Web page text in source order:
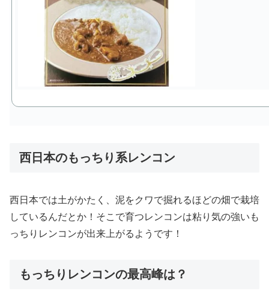
西日本のもっちり系レンコン
西日本では土がかたく、泥をクワで掘れるほどの畑で栽培
しているんだとか！そこで育つレンコンは粘り気の強いも
っちりレンコンが出来上がるようです！
もっちりレンコンの最高峰は？